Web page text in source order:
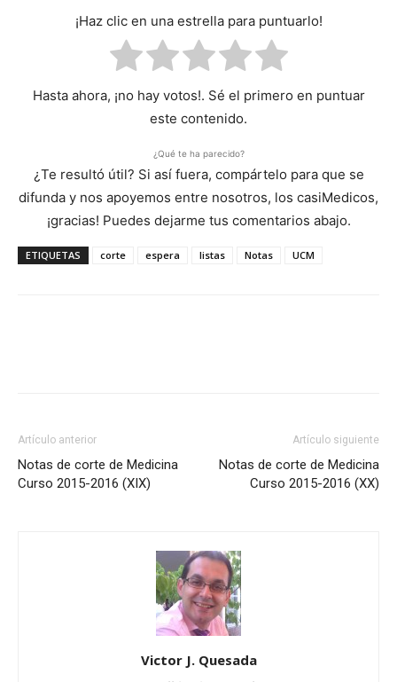
¡Haz clic en una estrella para puntuarlo!
Hasta ahora, ¡no hay votos!. Sé el primero en puntuar
este contenido.
¿Qué te ha parecido?
¿Te resultó útil? Si así fuera, compártelo para que se
difunda y nos apoyemos entre nosotros, los casiMedicos,
¡gracias! Puedes dejarme tus comentarios abajo.
ETIQUETAS corte espera listas Notas UCM
Artículo anterior
Notas de corte de Medicina
Curso 2015-2016 (XIX)
Artículo siguiente
Notas de corte de Medicina
Curso 2015-2016 (XX)
Victor J. Quesada